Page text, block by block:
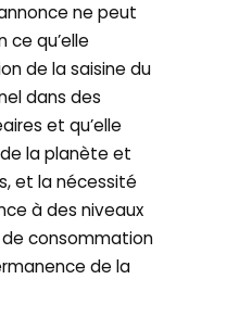
ne peut
ce qu’elle
de la saisine du
dans des
et qu’elle
la planète et
et la nécessité
à des niveaux
consommation
de la